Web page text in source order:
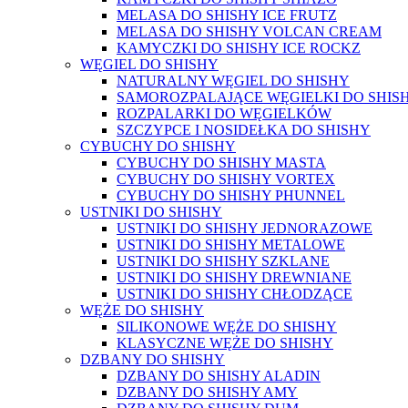
MELASA DO SHISHY ICE FRUTZ
MELASA DO SHISHY VOLCAN CREAM
KAMYCZKI DO SHISHY ICE ROCKZ
WĘGIEL DO SHISHY
NATURALNY WĘGIEL DO SHISHY
SAMOROZPALAJĄCE WĘGIELKI DO
ROZPALARKI DO WĘGIELKÓW
SZCZYPCE I NOSIDEŁKA DO SHISHY
CYBUCHY DO SHISHY
CYBUCHY DO SHISHY MASTA
CYBUCHY DO SHISHY VORTEX
CYBUCHY DO SHISHY PHUNNEL
USTNIKI DO SHISHY
USTNIKI DO SHISHY JEDNORAZOWE
USTNIKI DO SHISHY METALOWE
USTNIKI DO SHISHY SZKLANE
USTNIKI DO SHISHY DREWNIANE
USTNIKI DO SHISHY CHŁODZĄCE
WĘŻE DO SHISHY
SILIKONOWE WĘŻE DO SHISHY
KLASYCZNE WĘŻE DO SHISHY
DZBANY DO SHISHY
DZBANY DO SHISHY ALADIN
DZBANY DO SHISHY AMY